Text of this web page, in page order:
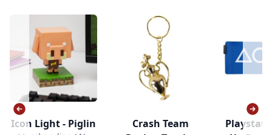
Icon Light - Piglin
Crash Team